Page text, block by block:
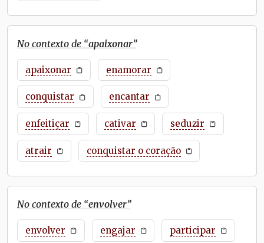
No contexto de “apaixonar”
apaixonar enamorar
conquistar encantar
enfeitiçar cativar seduzir
atrair conquistar o coração
No contexto de “envolver”
envolver engajar participar